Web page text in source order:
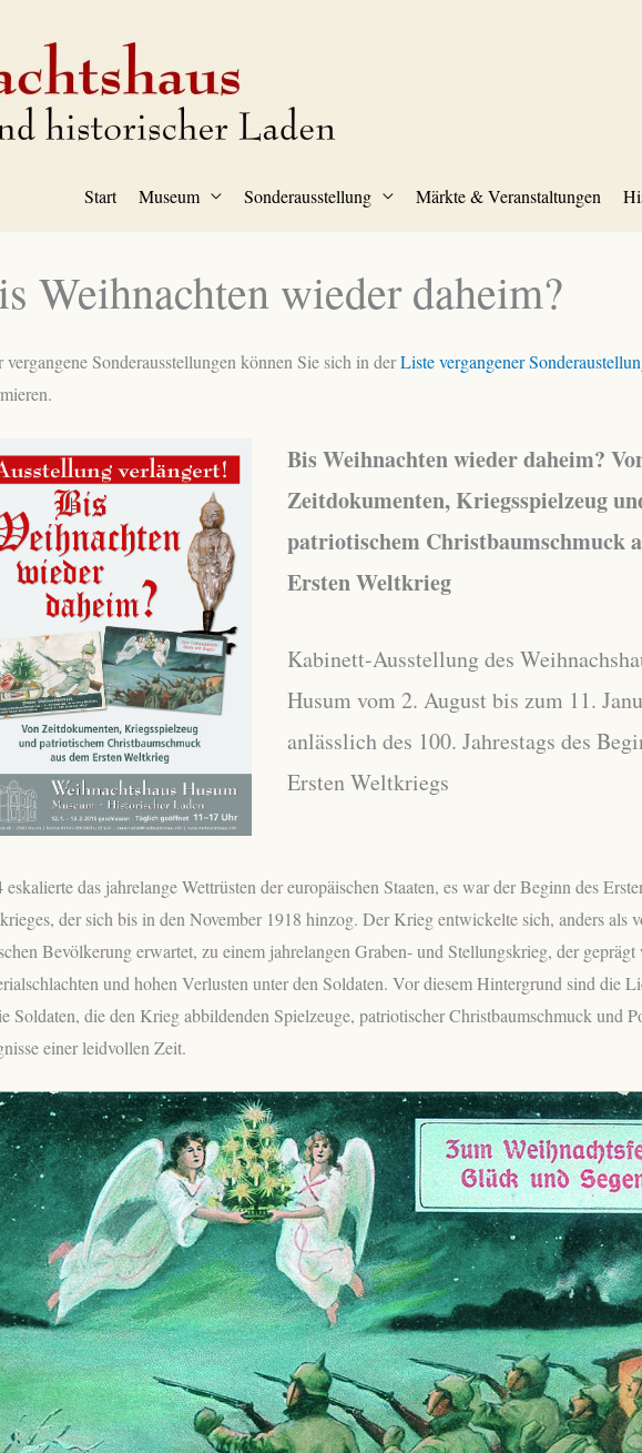
Start Museum Sonderausstellung Märkte & Veranstaltungen
Weihnachten wieder daheim?
vergangene Sonderausstellungen können Sie sich in derListe vergangener
Bis Weihnachten wieder daheim?
Zeitdokumenten, Kriegsspielzeug
patriotischem Christbaumschmuck
Ersten Weltkrieg
Kabinett-Ausstellung des
Husum vom 2. August bis zum 11.
anlässlich des 100. Jahrestags des
Ersten Weltkriegs
eskalierte das jahrelange Wettrüsten der europäischen Staaten, es war der Beginn des
der sich bis in den November 1918 hinzog. Der Krieg entwickelte sich, anders als
Bevölkerung erwartet, zu einem jahrelangen Graben- und Stellungskrieg, der geprägt
und hohen Verlusten unter den Soldaten. Vor diesem Hintergrund sind die
Soldaten, die den Krieg abbildenden Spielzeuge, patriotischer Christbaumschmuck und
einer leidvollen Zeit.